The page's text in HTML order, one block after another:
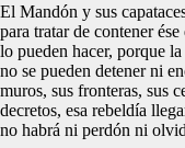
El Mandón y sus
para tratar de contener
lo pueden hacer, porque
no se pueden detener ni
muros, sus fronteras, sus
decretos, esa rebeldía
no habrá ni perdón ni